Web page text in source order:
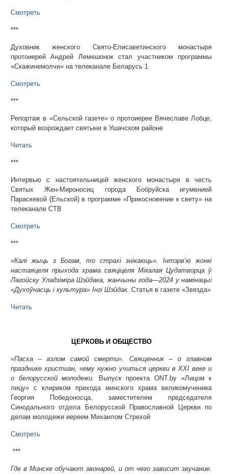
Смотреть
***
Духовник женского Свято-Елисаветинского монастыря
протоиерей Андрей Лемешонок стал участником программы
«Скажинемолчи» на телеканале Беларусь 1
Смотреть
***
Репортаж в «Сельской газете» о протоиерее Вячеславе Лобце,
который возрождает святыни в Ушачском районе
Читать
***
Интервью с настоятельницей женского монастыря в честь
Святых Жен-Мироносиц города Бобруйска игуменией
Параскевой (Ельской) в программе «Прикосновение к свету» на
телеканале СТВ
Смотреть
***
«Калi жыць з Богам, то страхi знiкаюць». Інтэрв’ю жонкі
настаяцеля прыхода храма свяцiцеля Мiкалая Цудатворца ў
Лагойску Уладзiмiра Шэйдака, жанчыны года—2024 у намiнацыi
«Духоўнасць i культура» Iнгі Шэйдак. Статья в газете «Звязда»
Читать
ЦЕРКОВЬ И ОБЩЕСТВО
«Пасха – взлом самой смерти». Священник – о главном
празднике христиан, чему нужно учиться церкви в XXI веке и
о белорусской молодежи.
Выпуск проекта ONT.by «Лицом к
лицу» с клириком прихода минского храма великомученика
Георгия Победоносца, заместителем председателя
Синодального отдела Белорусской Православной Церкви по
делам молодежи иереем Михаилом Стрехой
Смотреть
***
Где в Минске обучают звонарей, и от чего зависит звучание.